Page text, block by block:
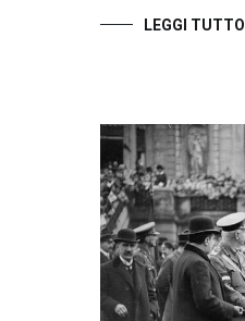
LEGGI TUTTO